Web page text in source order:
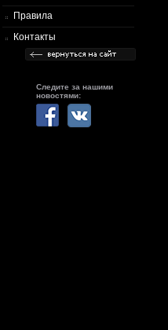
Правила
Контакты
Следите за нашими
новостями: